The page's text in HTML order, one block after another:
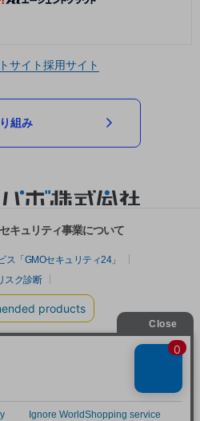
サイト採用サイト
組み
キュリティ事業について
「GMOセキュリティ24」
スク診断
ュリティ byイエラエ）